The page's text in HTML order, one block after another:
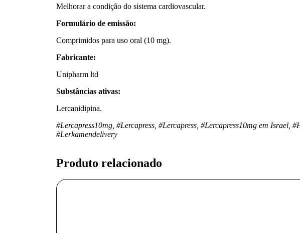
Melhorar a condição do sistema cardiovascular.
Formulário de emissão:
Comprimidos para uso oral (10 mg).
Fabricante:
Unipharm ltd
Substâncias ativas:
Lercanidipina.
#Lercapress10mg, #Lercapress, #Lercapress, #Lercapress10mg em
#Lerkamendelivery
Produto relacionado